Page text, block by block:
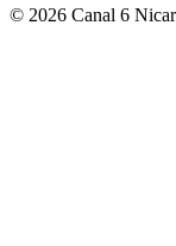
© 2026 Canal 6